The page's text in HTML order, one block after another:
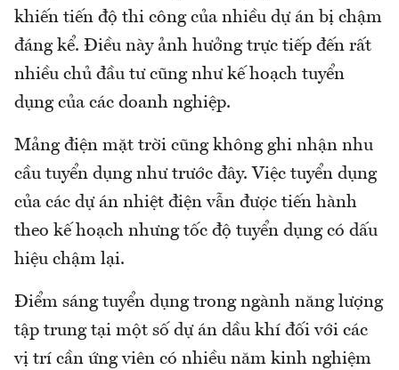
khiến tiến độ thi công của nhiều dự án bị chậm
đáng kể. Điều này ảnh hưởng trực tiếp đến rất
nhiều chủ đầu tư cũng như kế hoạch tuyển
dụng của các doanh nghiệp.
Mảng điện mặt trời cũng không ghi nhận nhu
cầu tuyển dụng như trước đây. Việc tuyển dụng
của các dự án nhiệt điện vẫn được tiến hành
theo kế hoạch nhưng tốc độ tuyển dụng có dấu
hiệu chậm lại.
Điểm sáng tuyển dụng trong ngành năng lượng
tập trung tại một số dự án dầu khí đối với các
vị trí cần ứng viên có nhiều năm kinh nghiệm